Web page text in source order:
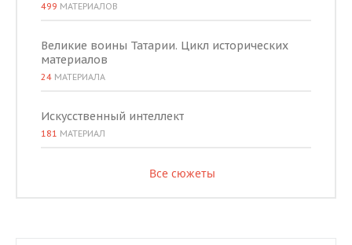
499 МАТЕРИАЛОВ
Великие воины Татарии. Цикл исторических
материалов
24 МАТЕРИАЛА
Искусственный интеллект
181 МАТЕРИАЛ
Все сюжеты